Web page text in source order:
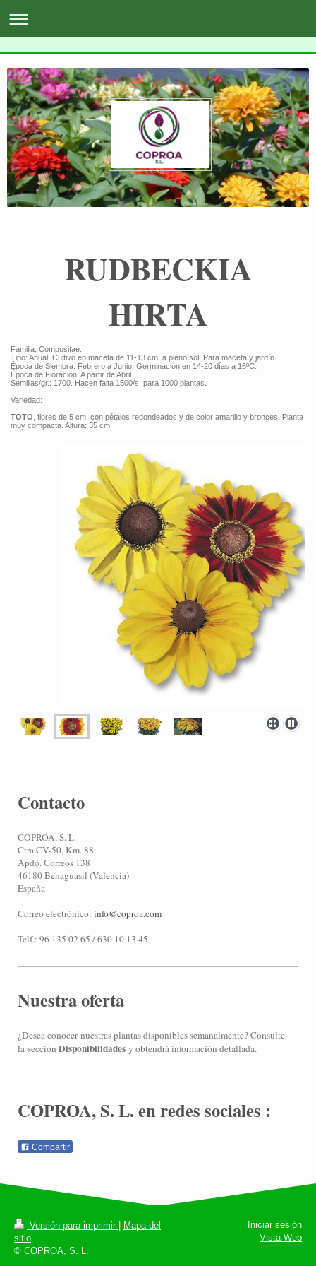
RUDBECKIA
HIRTA
Familia: Compositae.
Tipo: Anual. Cultivo en maceta de 11-13 cm. a pleno sol. Para maceta y jardín.
Época de Siembra: Febrero a Junio. Germinación en 14-20 días a 16ºC.
Época de Floración: A partir de Abril
Semillas/gr.: 1700. Hacen falta 1500/s. para 1000 plantas.
Variedad:
TOTO , flores de 5 cm. con pétalos redondeados y de color amarillo y bronces. Planta
muy compacta. Altura: 35 cm.
Contacto
COPROA, S. L.
Ctra.CV-50, Km. 88
Apdo. Correos 138
46180 Benaguasil (Valencia)
España
Correo electrónico: info@coproa.com
Telf.: 96 135 02 65 / 630 10 13 45
Nuestra oferta
¿Desea conocer nuestras plantas disponibles semanalmente? Consulte
la sección Disponibilidades y obtendrá información detallada.
COPROA, S. L. en redes sociales :
Compartir
Versión para imprimir
Mapa del
sitio
© COPROA, S. L.
Iniciar sesión
Vista Web